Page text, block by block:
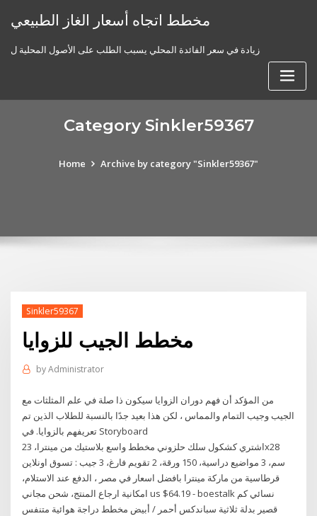
مخطط اتجاه أسعار الغاز الطبيعي
زيادة في سعر الفائدة المحلي يسبب الطلب على الأصول المحلية ل
Category Sinkler59367
Home Archive by category "Sinkler59367"
Sinkler59367
مخطط الجيب للزوايا
byAdministrator
من المؤكد أن فهم دوران الزوايا سيكون ذا صلة في علم المثلثات مع
الجيب وجيب التمام والمماس ، لكن هذا بعيد جدًا بالنسبة للطلاب الذين تم
تعريفهم بالزوايا. في Storyboard
اشتري كشكول سلك حلزوني مخطط واسع بلاستيك من مينترا، 23x28
سم، 3 مواضيع دراسية، 150 ورقة، 2 تقويم فارغ، 3 جيب : تسوق اونلاين
قرطاسية من ماركة مينترا بافضل اسعار في مصر ، الدفع عند الاستلام،
امكانية ارجاع المنتج، شحن مجاني us $64.19 - boestalk نسائي كم
قصير بدلة ثلاثية سباندكس أحمر / أبيض مخطط دراجة هوائية متنفس